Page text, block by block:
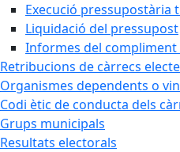
Execució pressupostària
Liquidació del pressupost
Informes del
Retribucions de càrrecs
Organismes dependents o
Codi ètic de conducta dels
Grups municipals
Resultats electorals